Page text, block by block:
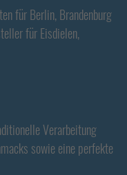
für Berlin, Brandenburg
für Eisdielen,
Verarbeitung
sowie eine perfekte